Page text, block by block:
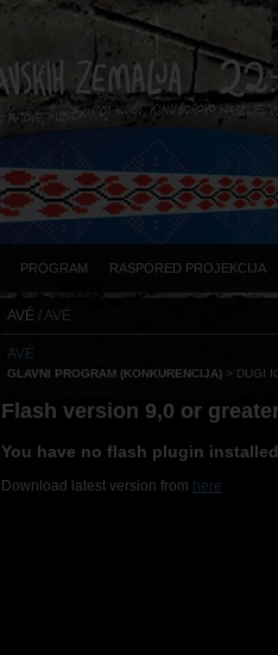
PROGRAM RASPORED PROJEKCIJA
AVÉ / AVÉ
AVÉ
GLAVNI PROGRAM (KONKURENCIJA) > DUGI
Flash version 9,0 or
You have no flash plugin installed
Download latest version from here